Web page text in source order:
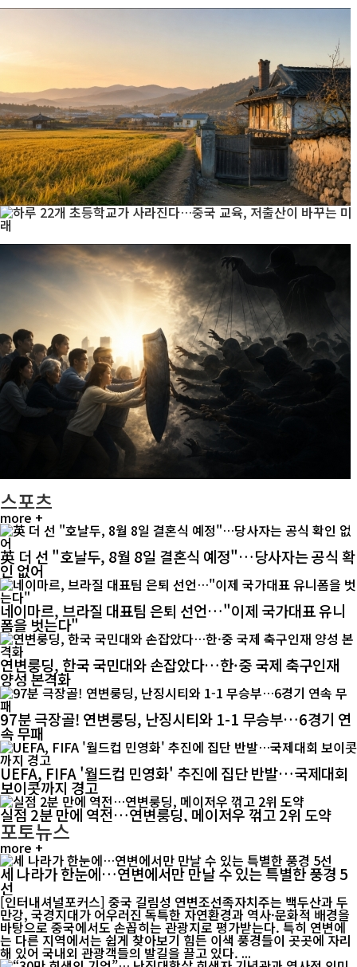
스포츠
more +
英 더 선 "호날두, 8월 8일 결혼식 예정"…당사자는 공식 확
인 없어
네이마르, 브라질 대표팀 은퇴 선언…"이제 국가대표 유니
폼을 벗는다"
연변룽딩, 한국 국민대와 손잡았다…한·중 국제 축구인재
양성 본격화
97분 극장골! 연변룽딩, 난징시티와 1-1 무승부…6경기 연
속 무패
UEFA, FIFA '월드컵 민영화' 추진에 집단 반발…국제대회
보이콧까지 경고
실점 2분 만에 역전…연변룽딩, 메이저우 꺾고 2위 도약
포토뉴스
more +
세 나라가 한눈에…연변에서만 만날 수 있는 특별한 풍경 5
선
[인터내셔널포커스] 중국 길림성 연변조선족자치주는 백두산과 두
만강, 국경지대가 어우러진 독특한 자연환경과 역사·문화적 배경을
바탕으로 중국에서도 손꼽히는 관광지로 평가받는다. 특히 연변에
는 다른 지역에서는 쉽게 찾아보기 힘든 이색 풍경들이 곳곳에 자리
해 있어 국내외 관광객들의 발길을 끌고 있다. ...